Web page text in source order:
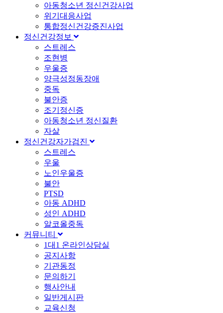
아동청소년 정신건강사업
위기대응사업
통합정신건강증진사업
정신건강정보
스트레스
조현병
우울증
양극성정동장애
중독
불안증
조기정신증
아동청소년 정신질환
자살
정신건강자가검진
스트레스
우울
노인우울증
불안
PTSD
아동 ADHD
성인 ADHD
알코올중독
커뮤니티
1대1 온라인상담실
공지사항
기관동정
문의하기
행사안내
일반게시판
교육신청